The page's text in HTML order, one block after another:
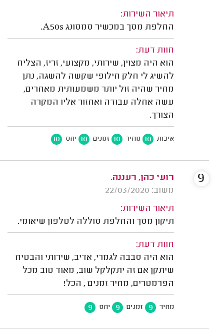
תיאור השירות:
החלפת מסך במכשיר סמסונג A50s.
חוות דעת:
הוא היה מצוין, שירותי, מקצועי, זריז, הצליח
להשיג לי חלק חילופי שקשה להשגה, נתן
מחיר שהיה זול יותר משמעותית מאחרים,
עשה אחלה עבודה ואחזור אליו המקרה
הצורך.
איכות 10 מחיר 10 זמנים 10 יחס 10
רועי כהן, רעננה.
משוב: 22/03/2020
תיאור השירות:
תיקון מסך והחלפת סוללה לטלפון שיאומי.
חוות דעת:
הוא היה סבבה לגמרי, אדיב, שירותי והבטיח
שיתקן אם זה יתקלקל שוב, מאוד טוב מכל
הפרמטרים, מחיר זמנים , הכל!
מחיר 9 זמנים 9 יחס 9
9